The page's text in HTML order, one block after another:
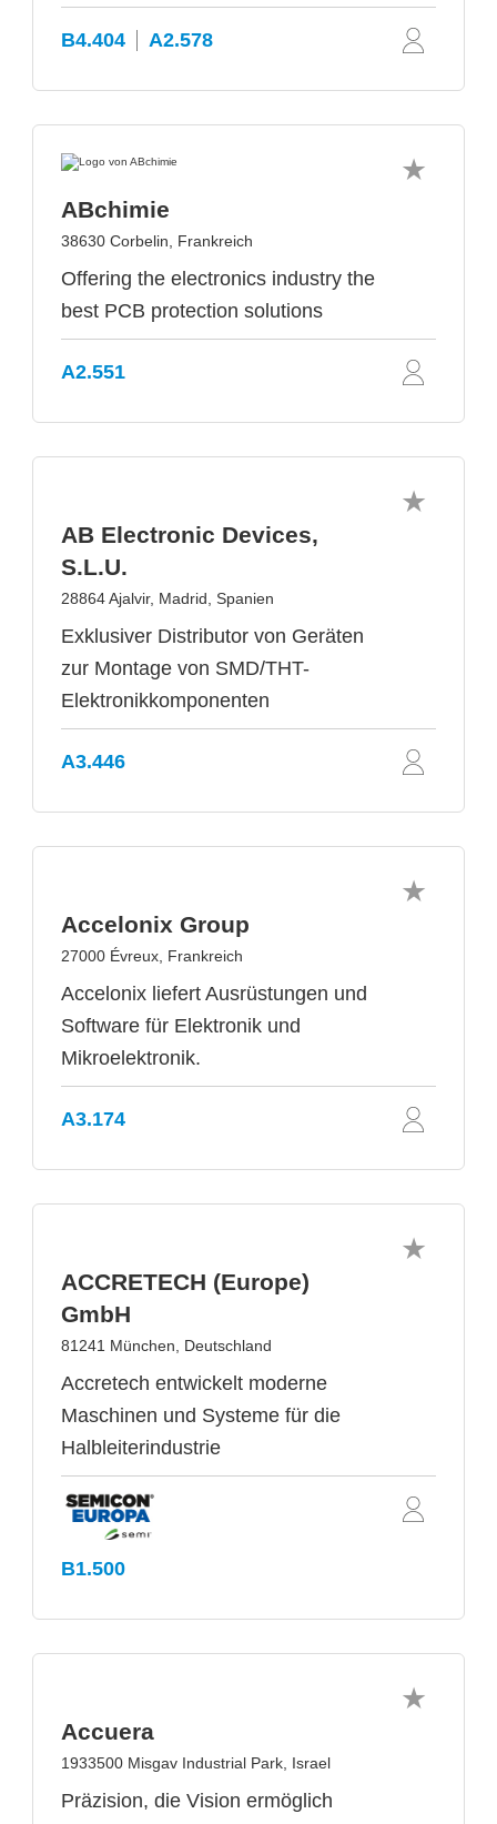
B4.404 A2.578
ABchimie
38630 Corbelin, Frankreich
Offering the electronics industry the
best PCB protection solutions
A2.551
AB Electronic Devices,
S.L.U.
28864 Ajalvir, Madrid, Spanien
Exklusiver Distributor von Geräten
zur Montage von SMD/THT-
Elektronikkomponenten
A3.446
Accelonix Group
27000 Évreux, Frankreich
Accelonix liefert Ausrüstungen und
Software für Elektronik und
Mikroelektronik.
A3.174
ACCRETECH (Europe)
GmbH
81241 München, Deutschland
Accretech entwickelt moderne
Maschinen und Systeme für die
Halbleiterindustrie
B1.500
Accuera
1933500 Misgav Industrial Park, Israel
Präzision, die Vision ermöglich